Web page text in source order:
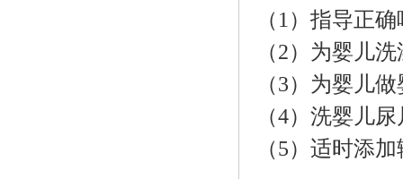
（1）指导正
（2）为婴儿
（3）为婴儿
（4）洗婴儿
（5）适时添